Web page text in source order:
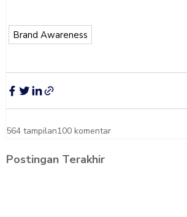
Brand Awareness
564 tampilan100 komentar
Postingan Terakhir